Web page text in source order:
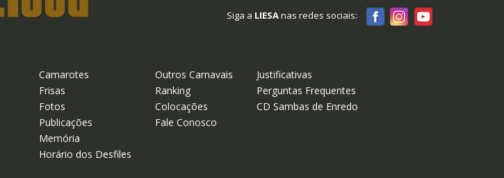
Siga a LIESAnas redes sociais:
Camarotes
Frisas
Fotos
Publicações
Memória
Horário dos Desfiles
Outros Carnavais
Ranking
Colocações
Fale Conosco
Justificativas
Perguntas Frequentes
CD Sambas de Enredo